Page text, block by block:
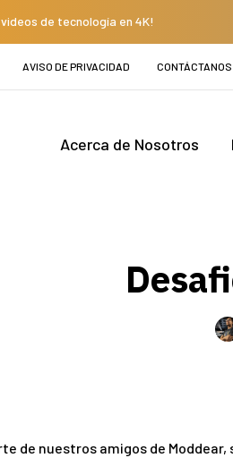
de tecnología en 4K!
AVISO DE PRIVACIDAD CONTÁCTANOS
Acerca de Nosotros
de nuestros amigos de